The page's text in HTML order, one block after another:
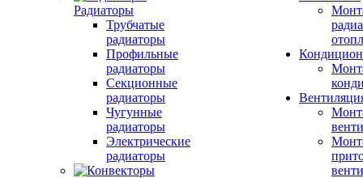
Радиаторы
Трубчатые
радиаторы
Профильные
радиаторы
Секционные
радиаторы
Чугунные
радиаторы
Электрические
радиаторы